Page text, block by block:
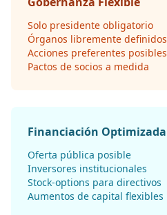
Solo presidente obligatorio
Órganos libremente definidos
Acciones preferentes posibles
Pactos de socios a medida
Financiación Optimizada
Oferta pública posible
Inversores institucionales
Stock-options para directivos
Aumentos de capital flexibles